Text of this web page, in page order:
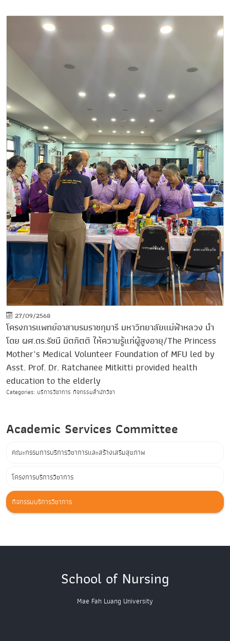
27/09/2568
โครงการแพทย์อาสาบรมราชกุมารี มหาวิทยาลัยแม่ฟ้าหลวง นำ
โดย ผศ.ดร.รัชนี มิตกิตติ ให้ความรู้แก่ผู้สูงอายุ/The Princess
Mother’s Medical Volunteer Foundation of MFU led by
Asst. Prof. Dr. Ratchanee Mitkitti provided health
education to the elderly
Categories: บริการวิชาการ กิจกรรมสำนักวิชา
Academic Services Committee
คณะกรรมการบริการวิชาการและสร้างเสริมสุขภาพ
โครงการบริการวิชาการ
กิจกรรมบริการวิชาการ
School of Nursing
Mae Fah Luang University